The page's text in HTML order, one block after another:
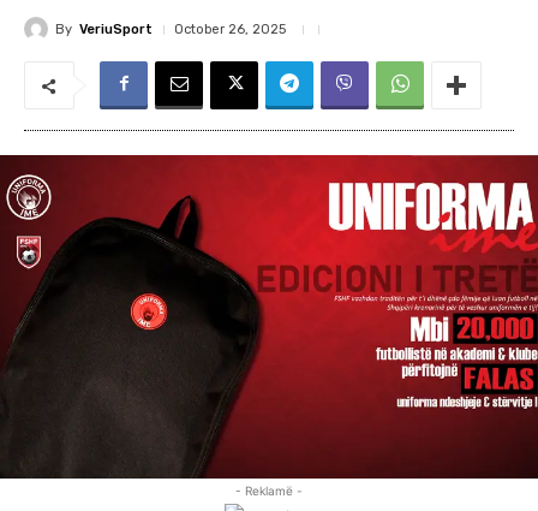
By VeriuSport October 26, 2025
- Reklamë -